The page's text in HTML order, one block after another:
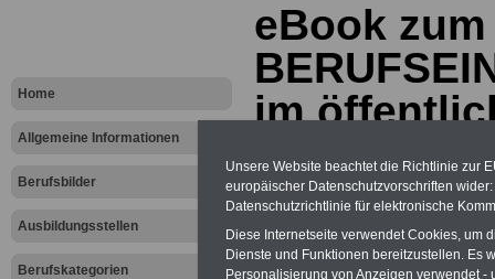
Home
Allgemeine Informationen
Berufsbilder
Ausbildungsstellen
Berufskategorien
eBook zum
im
Dienst
Das eBook
im öffentlichen
Unsere Website beachtet die Richtlinie zur
europäischer Datenschutzvorschriften
Datenschutzrichtlinie für elektronische
Diese Internetseite verwendet Cookies, um
Dienste und Funktionen bereitzustellen. Es
Personalisierung von Anzeigen verwendet